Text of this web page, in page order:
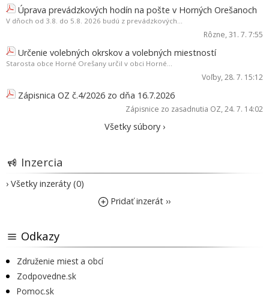
Úprava prevádzkových hodín na pošte v Horných Orešanoch
V dňoch od 3.8. do 5.8. 2026 budú z prevádzkových...
Rôzne, 31. 7. 7:55
Určenie volebných okrskov a volebných miestností
Starosta obce Horné Orešany určil v obci Horné...
Voľby, 28. 7. 15:12
Zápisnica OZ č.4/2026 zo dňa 16.7.2026
Zápisnice zo zasadnutia OZ, 24. 7. 14:02
Všetky súbory ›
Inzercia
› Všetky inzeráty (0)
Pridať inzerát ››
Odkazy
Združenie miest a obcí
Zodpovedne.sk
Pomoc.sk